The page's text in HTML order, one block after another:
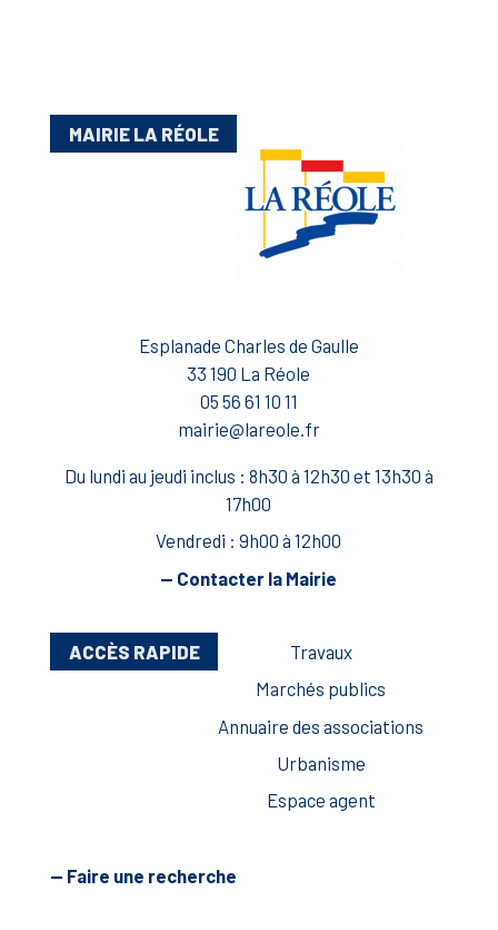
MAIRIE LA RÉOLE
Esplanade Charles de Gaulle
33 190 La Réole
05 56 61 10 11
mairie@lareole.fr
Du lundi au jeudi inclus : 8h30 à 12h30 et 13h30 à
17h00
Vendredi : 9h00 à 12h00
— Contacter la Mairie
ACCÈS RAPIDE
Travaux
Marchés publics
Annuaire des associations
Urbanisme
Espace agent
— Faire une recherche